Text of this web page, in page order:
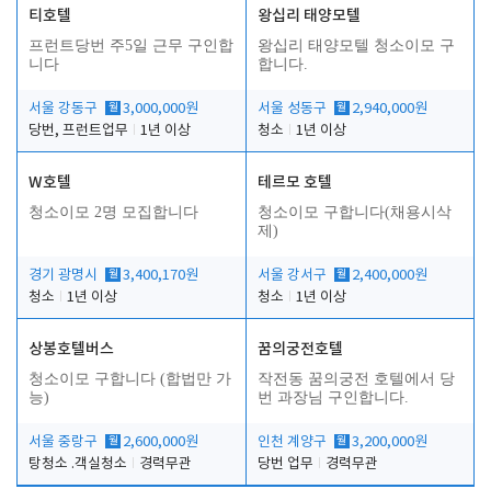
티호텔
프런트당번 주5일 근무 구인합
니다
서울 강동구 월 3,000,000원
당번, 프런트업무
1년 이상
왕십리 태양모텔
왕십리 태양모텔 청소이모 구
합니다.
서울 성동구 월 2,940,000원
청소
1년 이상
W호텔
청소이모 2명 모집합니다
경기 광명시 월 3,400,170원
청소
1년 이상
테르모 호텔
청소이모 구합니다(채용시삭
제)
서울 강서구 월 2,400,000원
청소
1년 이상
상봉호텔버스
청소이모 구합니다 (합법만 가
능)
서울 중랑구 월 2,600,000원
탕청소 .객실청소
경력무관
꿈의궁전호텔
작전동 꿈의궁전 호텔에서 당
번 과장님 구인합니다.
인천 계양구 월 3,200,000원
당번 업무
경력무관